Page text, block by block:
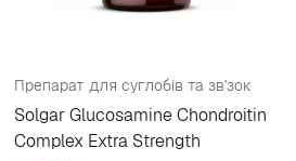
Препарат для суглобів та зв'зок
Solgar Glucosamine Chondroitin
Complex Extra Strength